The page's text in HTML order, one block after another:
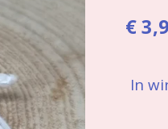
€
In